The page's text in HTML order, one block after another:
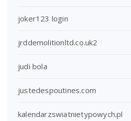
joker123 login
jrddemolitionltd.co.uk2
judi bola
justedespoutines.com
kalendarzswiatnietypowych.pl